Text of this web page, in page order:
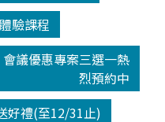
驗課程
會議優惠專案三選一熱
烈預約中
好禮(至12/31止)